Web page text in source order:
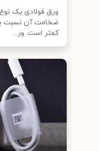
ورق فولادی یک
ضخامت آن نسبت
کمتر است. ور...